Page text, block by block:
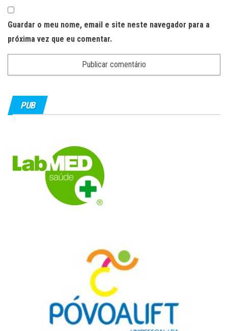
Guardar o meu nome, email e site neste navegador para a
próxima vez que eu comentar.
PUB